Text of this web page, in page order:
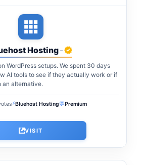
Hosting-
WordPress setups. We spent 30 days
AI tools to see if they actually work or if
alternative.
⚡Bluehost Hosting💬Premium
VISIT